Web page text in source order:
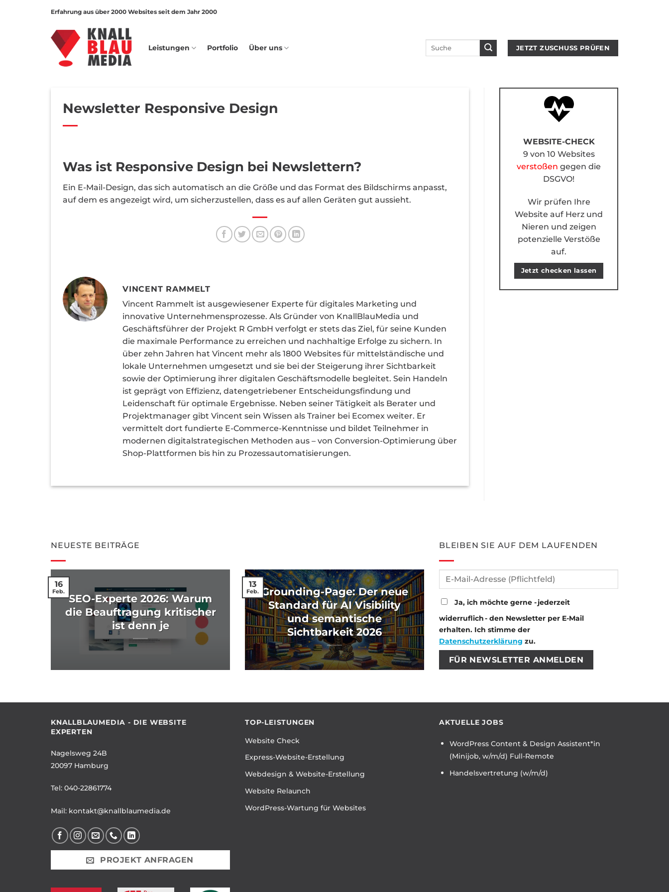
Erfahrung aus über 2000 Websites seit dem Jahr 2000
Leistungen Portfolio Über uns JETZT ZUSCHUSS PRÜFEN
Newsletter Responsive Design
Was ist Responsive Design bei Newslettern?
Ein E-Mail-Design, das sich automatisch an die Größe und das Format des Bildschirms anpasst,
auf dem es angezeigt wird, um sicherzustellen, dass es auf allen Geräten gut aussieht.
VINCENT RAMMELT
Vincent Rammelt ist ausgewiesener Experte für digitales Marketing und
innovative Unternehmensprozesse. Als Gründer von KnallBlauMedia und
Geschäftsführer der Projekt R GmbH verfolgt er stets das Ziel, für seine Kunden
die maximale Performance zu erreichen und nachhaltige Erfolge zu sichern. In
über zehn Jahren hat Vincent mehr als 1800 Websites für mittelständische und
lokale Unternehmen umgesetzt und sie bei der Steigerung ihrer Sichtbarkeit
sowie der Optimierung ihrer digitalen Geschäftsmodelle begleitet. Sein Handeln
ist geprägt von Effizienz, datengetriebener Entscheidungsfindung und
Leidenschaft für optimale Ergebnisse. Neben seiner Tätigkeit als Berater und
Projektmanager gibt Vincent sein Wissen als Trainer bei Ecomex weiter. Er
vermittelt dort fundierte E-Commerce-Kenntnisse und bildet Teilnehmer in
modernen digitalstrategischen Methoden aus – von Conversion-Optimierung über
Shop-Plattformen bis hin zu Prozessautomatisierungen.
WEBSITE-CHECK
9 von 10 Websites
verstoßen gegen die
DSGVO!
Wir prüfen Ihre
Website auf Herz und
Nieren und zeigen
potenzielle Verstöße
auf.
Jetzt checken lassen
NEUESTE BEITRÄGE
SEO-Experte 2026: Warum
die Beauftragung kritischer
ist denn je
16
Feb.
Grounding-Page: Der neue
Standard für AI Visibility
und semantische
Sichtbarkeit 2026
13
Feb.
BLEIBEN SIE AUF DEM LAUFENDEN
Ja, ich möchte gerne - jederzeit
widerruflich - den Newsletter per E-Mail
erhalten. Ich stimme der
Datenschutzerklärung zu.
Bitte lasse dieses Feld leer.
Bitte lasse dieses Feld leer.
KNALLBLAUMEDIA - DIE WEBSITE
EXPERTEN
Nagelsweg 24B
20097 Hamburg
Tel: 040-22861774
Mail: kontakt@knallblaumedia.de
PROJEKT ANFRAGEN
TOP-LEISTUNGEN
Website Check
Express-Website-Erstellung
Webdesign & Website-Erstellung
Website Relaunch
WordPress-Wartung für Websites
AKTUELLE JOBS
WordPress Content & Design Assistent*in
(Minijob, w/m/d) Full-Remote
Handelsvertretung (w/m/d)